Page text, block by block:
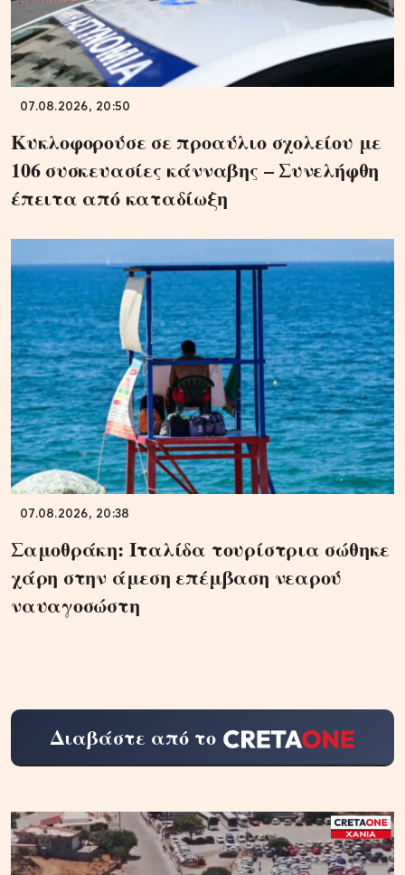
07.08.2026, 20:50
Κυκλοφορούσε σε προαύλιο σχολείου με
106 συσκευασίες κάνναβης – Συνελήφθη
έπειτα από καταδίωξη
07.08.2026, 20:38
Σαμοθράκη: Ιταλίδα τουρίστρια σώθηκε
χάρη στην άμεση επέμβαση νεαρού
ναυαγοσώστη
Διαβάστε από το